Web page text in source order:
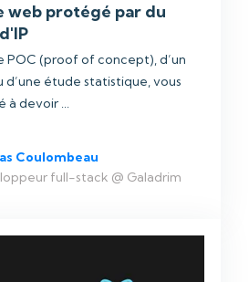
web protégé par du
POC (proof of concept), d’un
étude statistique, vous
à devoir ...
Coulombeau
full-stack @ Galadrim